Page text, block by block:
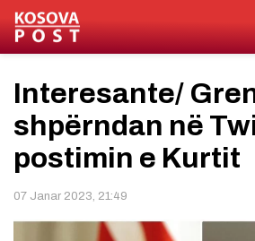
Interesante/
shpërndan në
postimin e Kurtit
07 Janar 2023, 21:49